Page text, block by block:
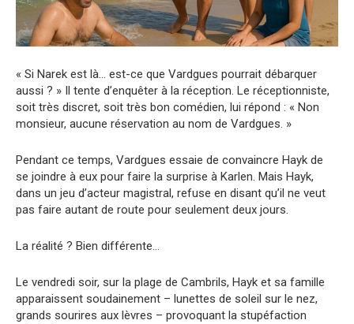
« Si Narek est là… est-ce que Vardgues pourrait débarquer
aussi ? » Il tente d’enquêter à la réception. Le réceptionniste,
soit très discret, soit très bon comédien, lui répond : « Non
monsieur, aucune réservation au nom de Vardgues. »
Pendant ce temps, Vardgues essaie de convaincre Hayk de
se joindre à eux pour faire la surprise à Karlen. Mais Hayk,
dans un jeu d’acteur magistral, refuse en disant qu’il ne veut
pas faire autant de route pour seulement deux jours.
La réalité ? Bien différente…
Le vendredi soir, sur la plage de Cambrils, Hayk et sa famille
apparaissent soudainement – lunettes de soleil sur le nez,
grands sourires aux lèvres – provoquant la stupéfaction